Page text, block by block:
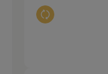
Auswahl ändern